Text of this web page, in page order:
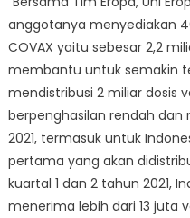
anggotanya menyediakan
COVAX yaitu sebesar 2,2
membantu untuk semakin
mendistribusi 2 miliar dosis
berpenghasilan rendah
2021, termasuk untuk
pertama yang akan
kuartal 1 dan 2 tahun 2021,
menerima lebih dari 13 juta